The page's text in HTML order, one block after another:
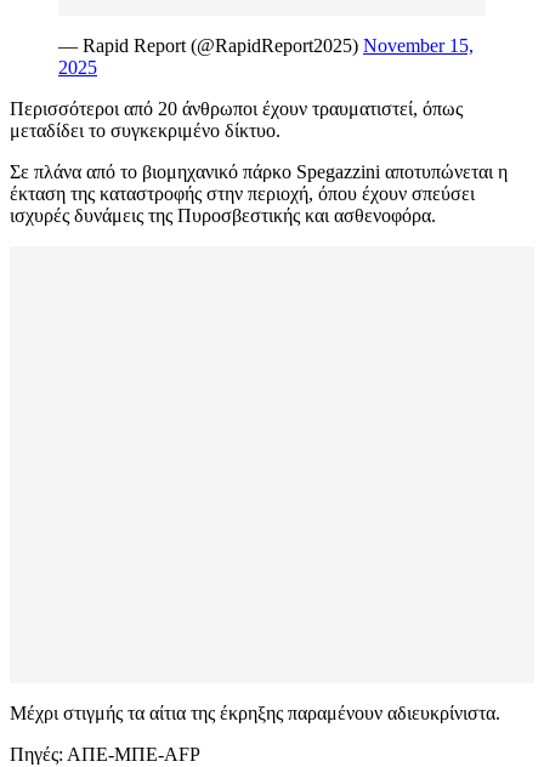
— Rapid Report (@RapidReport2025) November 15,
2025
Περισσότεροι από 20 άνθρωποι έχουν τραυματιστεί, όπως
μεταδίδει το συγκεκριμένο δίκτυο.
Σε πλάνα από το βιομηχανικό πάρκο Spegazzini αποτυπώνεται η
έκταση της καταστροφής στην περιοχή, όπου έχουν σπεύσει
ισχυρές δυνάμεις της Πυροσβεστικής και ασθενοφόρα.
Μέχρι στιγμής τα αίτια της έκρηξης παραμένουν αδιευκρίνιστα.
Πηγές: ΑΠΕ-ΜΠΕ-AFP